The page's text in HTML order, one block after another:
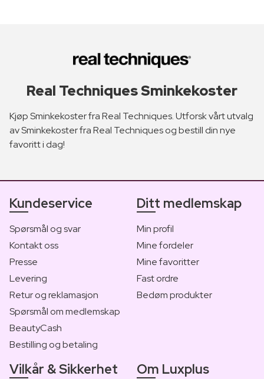
Real Techniques Sminkekoster
Kjøp Sminkekoster fra Real Techniques. Utforsk vårt utvalg
av Sminkekoster fra Real Techniques og bestill din nye
favoritt i dag!
Kundeservice
Spørsmål og svar
Kontakt oss
Presse
Levering
Retur og reklamasjon
Spørsmål om medlemskap
BeautyCash
Bestilling og betaling
Ditt medlemskap
Min profil
Mine fordeler
Mine favoritter
Fast ordre
Bedøm produkter
Vilkår & Sikkerhet Om Luxplus